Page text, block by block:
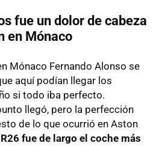
fue un dolor de cabeza
en Mónaco
Mónaco Fernando Alonso se
aquí podían llegar los
si todo iba perfecto.
llegó, pero la perfección
de lo que ocurrió en Aston
fue de largo el coche más